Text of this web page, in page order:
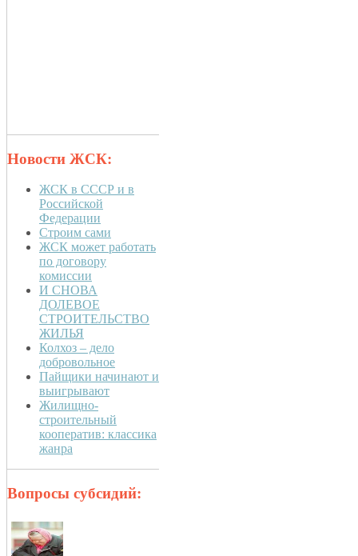
Новости ЖСК:
ЖСК в СССР и в
Российской
Федерации
Строим сами
ЖСК может работать
по договору
комиссии
И СНОВА
ДОЛЕВОЕ
СТРОИТЕЛЬСТВО
ЖИЛЬЯ
Колхоз – дело
добровольное
Пайщики начинают и
выигрывают
Жилищно-
строительный
кооператив: классика
жанра
Вопросы субсидий: